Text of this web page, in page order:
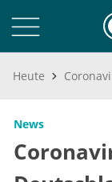
Heute
News